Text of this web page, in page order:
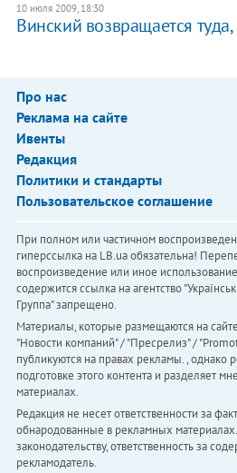
10 июля 2009, 18:30
Винский возвращается
Про нас
Реклама на сайте
Ивенты
Редакция
Политики и стандарты
Пользовательское соглашение
При полном или частичном
гиперссылка на LB.ua обязательна!
воспроизведение или иное
содержится ссылка на агентство
Группа" запрещено.
Материалы, которые размещаются на
"Новости компаний" / "Пресрелиз" /
публикуются на правах рекламы. , однако
подготовке этого контента и разделяет
материалах.
Редакция не несет ответственности за
обнародованные в рекламных
законодательству, ответственность за
рекламодатель.